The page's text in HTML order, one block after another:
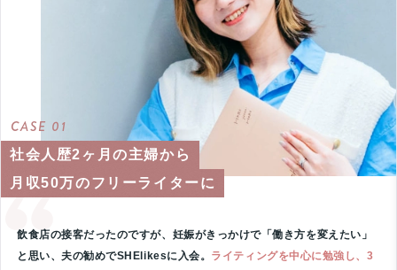
CASE 01
社会人歴2ヶ月の主婦から
月収50万のフリーライターに
飲食店の接客だったのですが、妊娠がきっかけで「働き方を変えたい」
と思い、夫の勧めでSHElikesに入会。 ライティングを中心に勉強し、3